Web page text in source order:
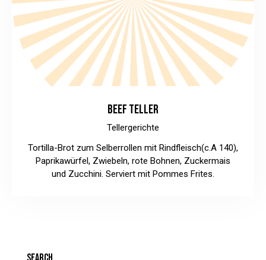
BEEF TELLER
Tellergerichte
Tortilla-Brot zum Selberrollen mit Rindfleisch(c.A 140),
Paprikawürfel, Zwiebeln, rote Bohnen, Zuckermais
und Zucchini. Serviert mit Pommes Frites.